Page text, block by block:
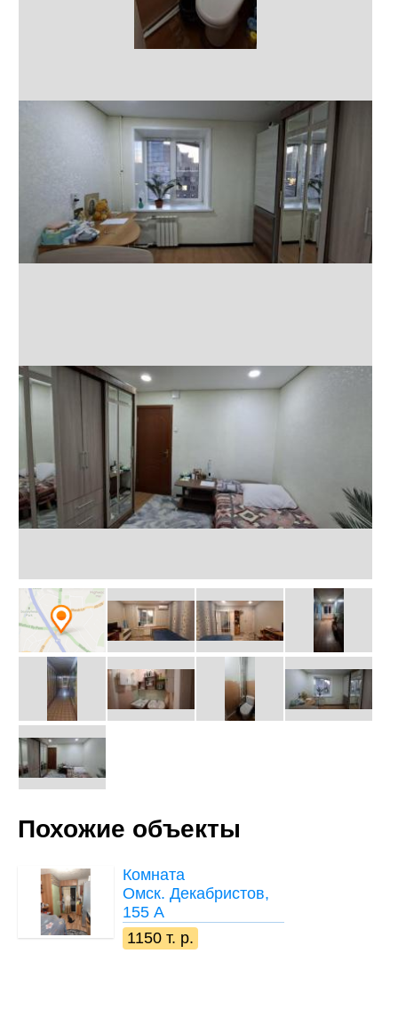
Похожие объекты
Комната
Омск. Декабристов,
155 А
1150 т. р.